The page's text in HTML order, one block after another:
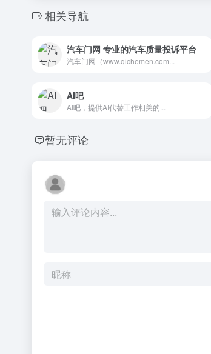
相关导航
汽车门网 专业的汽车质量投诉平台
汽车门网（www.qichemen.com...
AI吧
AI吧，提供AI代替工作相关的...
暂无评论